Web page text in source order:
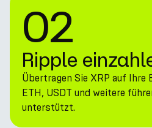
02
Ripple
Übertragen Sie XRP auf Ihre
ETH, USDT und weitere
unterstützt.